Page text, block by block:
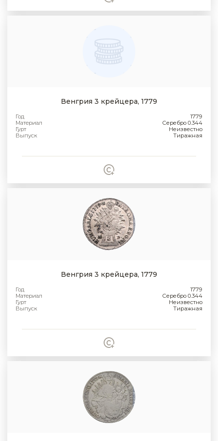
Венгрия 3 крейцера, 1779
Год
1779
Материал
Серебро 0.344
Гурт
Неизвестно
Выпуск
Тиражная
Венгрия 3 крейцера, 1779
Год
1779
Материал
Серебро 0.344
Гурт
Неизвестно
Выпуск
Тиражная